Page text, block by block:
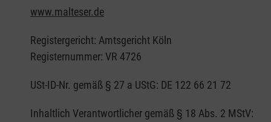
www.malteser.de
Registergericht: Amtsgericht Köln
Registernummer: VR 4726
USt-ID-Nr. gemäß § 27 a UStG: DE 122 66 21 72
Inhaltlich Verantwortlicher gemäß § 18 Abs. 2 MStV: